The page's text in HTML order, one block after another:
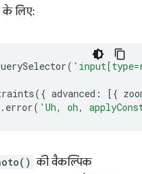
के लिए:
(
({ advanced : [{
. error( 'Uh, oh,
की वैकल्पिक